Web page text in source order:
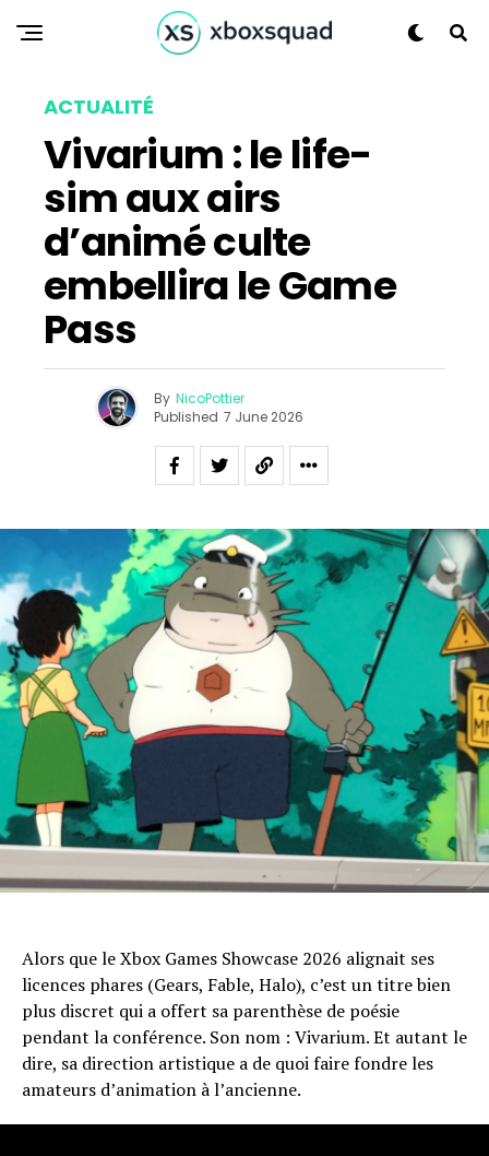
ACTUALITÉ
Vivarium : le life-
sim aux airs
d’animé culte
embellira le Game
Pass
By NicoPottier
Published 7 June 2026
Alors que le Xbox Games Showcase 2026 alignait ses
licences phares (Gears, Fable, Halo), c’est un titre bien
plus discret qui a offert sa parenthèse de poésie
pendant la conférence. Son nom : Vivarium. Et autant le
dire, sa direction artistique a de quoi faire fondre les
amateurs d’animation à l’ancienne.
Flipboard
Email